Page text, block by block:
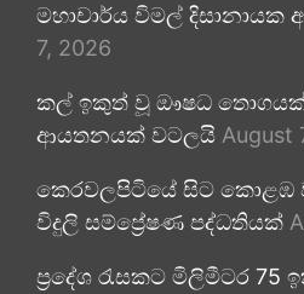
මහාචාර්ය විමල් දිසානායක
7, 2026
කල් ඉකුත් වූ ඖෂධ තොගයක්
ආයතනයක් වටලයි August
කෙරවලපිටියේ සිට කොළඹ
විදුලි සම්ප්‍රේෂණ පද්ධතියක්
ප්‍රදේශ රැසකට මිලිමීටර 75